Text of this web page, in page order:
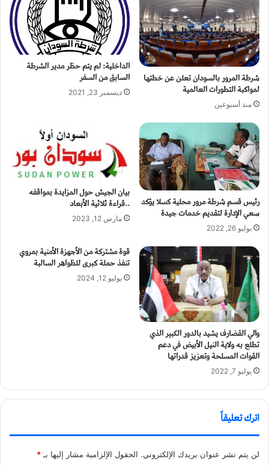
شرطة المرور بالسودان تعلن عن خطتها
لمواكبة التطورات العالمية
منذ أسبوعين
الداخلية: لم يتم حظر مدير الشرطة
السابق من السفر
ديسمبر 23, 2021
رئيس قسم شرطة مرور محلية كسلا يؤكد
سعي الإدارة لتقديم خدمات جيدة
يوليو 26, 2022
بيان الجيش حول المزايدة بمواقفه
..قراءة ثلاثية الأبعاد
مارس 12, 2023
والي القضارف يشيد بالدور الكبير الذي
تطلع به ولاية النيل الأبيض في دعم
القوات المسلحة وتعزيز قدراتها
يوليو 7, 2022
قوة مشتركة من الأجهزة الأمنية بمروي
تنفذ حملة كبرى للظواهر السالبة
يوليو 12, 2024
اترك تعليقاً
لن يتم نشر عنوان بريدك الإلكتروني. الحقول الإلزامية مشار إليها بـ*